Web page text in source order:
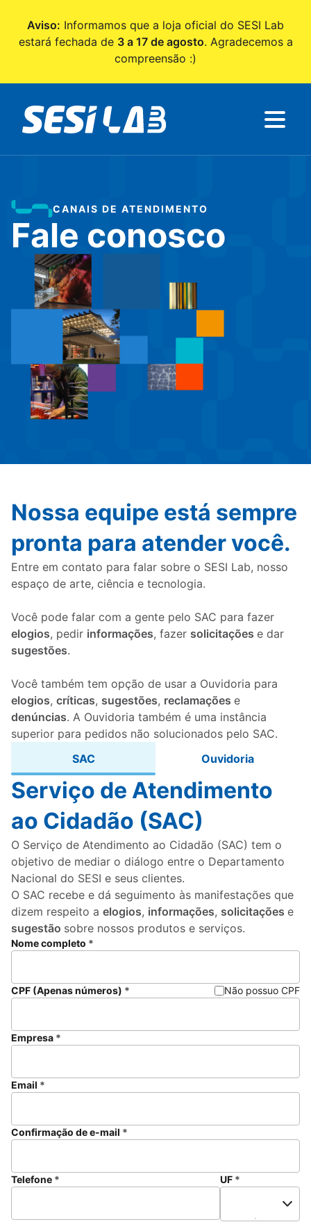
Aviso: Informamos que a loja oficial do SESI Lab
estará fechada de 3 a 17 de agosto. Agradecemos a
compreensão :)
CANAIS DE ATENDIMENTO
Fale conosco
Nossa equipe está sempre
pronta para atender você.
Entre em contato para falar sobre o SESI Lab, nosso
espaço de arte, ciência e tecnologia.
Você pode falar com a gente pelo SAC para fazer
elogios, pedir informações, fazer solicitações e dar
sugestões.
Você também tem opção de usar a Ouvidoria para
elogios, críticas, sugestões, reclamações e
denúncias. A Ouvidoria também é uma instância
superior para pedidos não solucionados pelo SAC.
SAC
Ouvidoria
Serviço de Atendimento
ao Cidadão (SAC)
O Serviço de Atendimento ao Cidadão (SAC) tem o
objetivo de mediar o diálogo entre o Departamento
Nacional do SESI e seus clientes.
O SAC recebe e dá seguimento às manifestações que
dizem respeito a elogios, informações, solicitações e
sugestão sobre nossos produtos e serviços.
Nome completo *
CPF (Apenas números) * Não possuo CPF
Empresa *
Email *
Confirmação de e-mail *
Telefone * UF *